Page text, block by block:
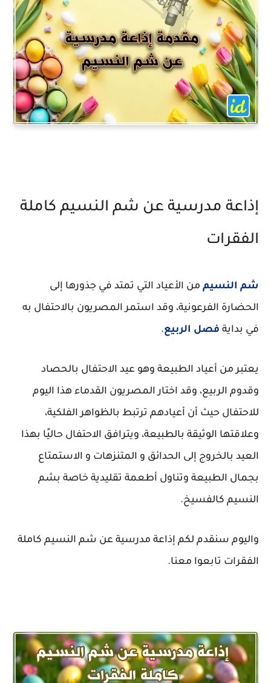
إذاعة مدرسية عن شم النسيم كاملة
الفقرات
شم النسيم من الأعياد التي تمتد في جذورها إلى
الحضارة الفرعونية، وقد استمر المصريون بالاحتفال به
في بداية فصل الربيع.
يعتبر من أعياد الطبيعة وهو عيد الاحتفال بالحصاد
وقدوم الربيع، وقد اختار المصريون القدماء هذا اليوم
للاحتفال حيث أن أعيادهم ترتبط بالظواهر الفلكية،
وعلاقتها الوثيقة بالطبيعة، ويترافق الاحتفال حاليًا بهذا
العيد بالخروج إلى الحدائق و المتنزهات و الاستمتاع
بجمال الطبيعة وتناول أطعمة تقليدية خاصة بشم
النسيم كالفسيخ.
واليوم سنقدم لكم إذاعة مدرسية عن شم النسيم كاملة
الفقرات تابعوا معنا.